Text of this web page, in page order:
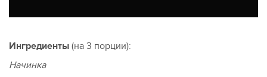
Ингредиенты (на 3 порции):
Начинка